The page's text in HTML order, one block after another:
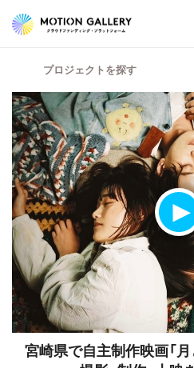
プロジェクトを探す
宮崎県で自主制作映画「月